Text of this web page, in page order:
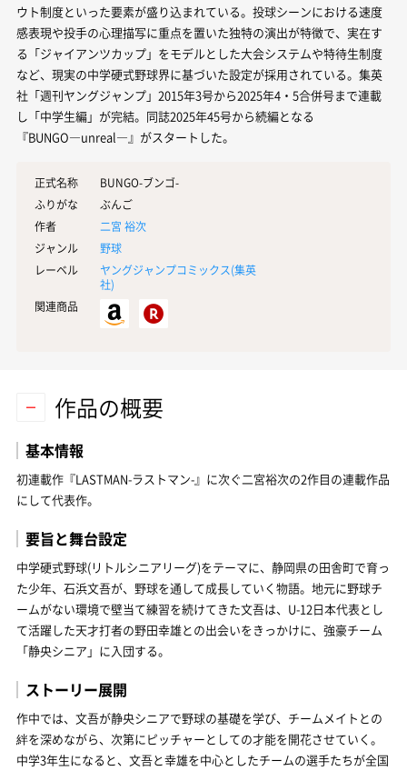
ウト制度といった要素が盛り込まれている。投球シーンにおける速度
感表現や投手の心理描写に重点を置いた独特の演出が特徴で、実在す
る「ジャイアンツカップ」をモデルとした大会システムや特待生制度
など、現実の中学硬式野球界に基づいた設定が採用されている。集英
社「週刊ヤングジャンプ」2015年3号から2025年4・5合併号まで連載
し「中学生編」が完結。同誌2025年45号から続編となる
『BUNGO―unreal―』がスタートした。
正式名称
BUNGO-ブンゴ-
ふりがな
ぶんご
作者
二宮 裕次
ジャンル
野球
レーベル
ヤングジャンプコミックス(集英
社)
関連商品
作品の概要
基本情報
初連載作『LASTMAN-ラストマン-』に次ぐ二宮裕次の2作目の連載作品
にして代表作。
要旨と舞台設定
中学硬式野球(リトルシニアリーグ)をテーマに、静岡県の田舎町で育っ
た少年、石浜文吾が、野球を通して成長していく物語。地元に野球チ
ームがない環境で壁当て練習を続けてきた文吾は、U-12日本代表とし
て活躍した天才打者の野田幸雄との出会いをきっかけに、強豪チーム
「静央シニア」に入団する。
ストーリー展開
作中では、文吾が静央シニアで野球の基礎を学び、チームメイトとの
絆を深めながら、次第にピッチャーとしての才能を開花させていく。
中学3年生になると、文吾と幸雄を中心としたチームの選手たちが全国